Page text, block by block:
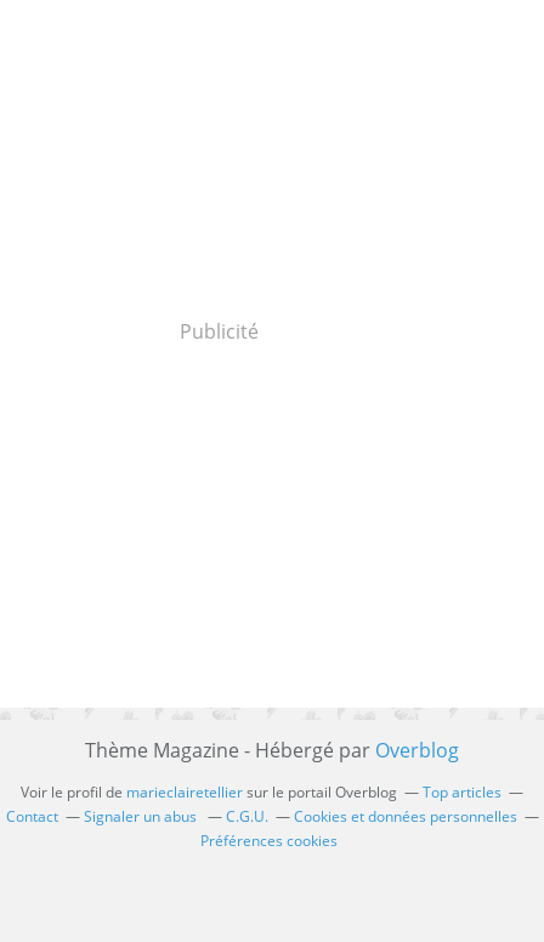
Publicité
Thème Magazine - Hébergé par Overblog
Voir le profil de marieclairetelliersur le portail Overblog
Top articles
Contact
Signaler un abus C.G.U.
Cookies et données personnelles
Préférences cookies